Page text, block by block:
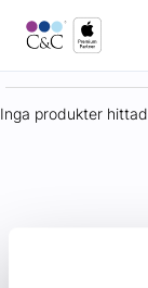
Inga produkter